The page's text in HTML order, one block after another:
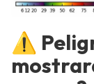
⚠️